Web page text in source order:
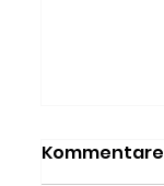
Kommentare